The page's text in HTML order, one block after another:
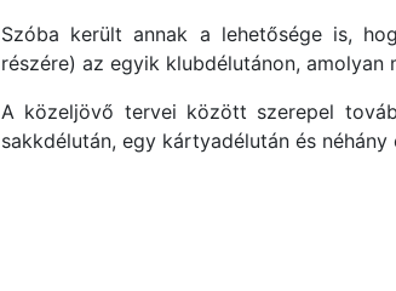
Szóba került annak a lehetősége is,
részére) az egyik klubdélutánon,
A közeljövő tervei között szerepel
sakkdélután, egy kártyadélután és néhány